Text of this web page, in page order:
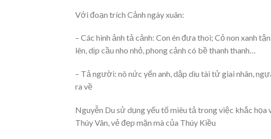
Với đoạn trích Cảnh ngày xuân:
– Các hình ảnh tả cảnh: Con én đưa thoi; Cỏ non xanh
lên, dịp cầu nho nhỏ, phong cảnh có bề thanh thanh…
– Tả người: nô nức yến anh, dập dìu tài tử giai nhân,
ra về
Nguyễn Du sử dụng yếu tố miêu tả trong việc khắc họa
Thúy Vân, vẻ đẹp mặn mà của Thúy Kiều